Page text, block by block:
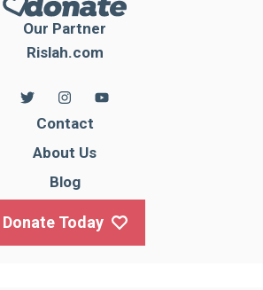
Our Partner
Rislah.com
Contact
About Us
Blog
Donate Today